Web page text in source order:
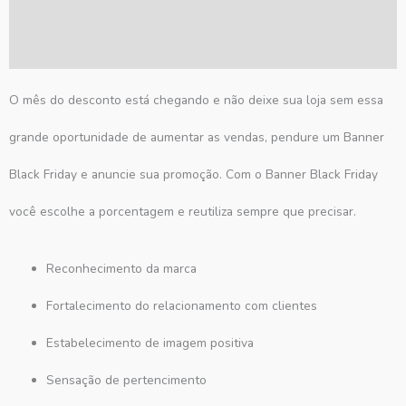
O mês do desconto está chegando e não deixe sua loja sem essa
grande oportunidade de aumentar as vendas, pendure um Banner
Black Friday e anuncie sua promoção. Com o Banner Black Friday
você escolhe a porcentagem e reutiliza sempre que precisar.
Reconhecimento da marca
Fortalecimento do relacionamento com clientes
Estabelecimento de imagem positiva
Sensação de pertencimento